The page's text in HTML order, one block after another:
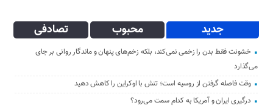
جدید محبوب تصادفی
خشونت فقط بدن را زخمی نمی‌کند، بلکه زخم‌های پنهان و ماندگار روانی بر جای
می‌گذارد
وقت فاصله گرفتن از روسیه است؛ تنش با اوکراین را کاهش دهید
درگیری ایران و آمریکا به کدام سمت می‌رود؟